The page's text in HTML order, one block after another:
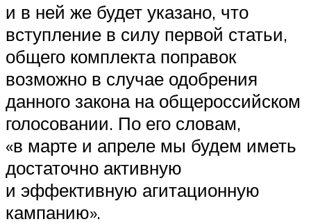
и в ней же будет указано, что
вступление в силу первой статьи,
общего комплекта поправок
возможно в случае одобрения
данного закона на общероссийском
голосовании. По его словам,
«в марте и апреле мы будем иметь
достаточно активную
и эффективную агитационную
кампанию».